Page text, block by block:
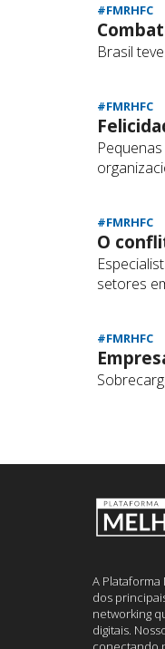
#FMRHFC
Brasil
#FMRHFC
#FMRHFC
O
setores
#FMRHFC
A
dos
networking
digitais.